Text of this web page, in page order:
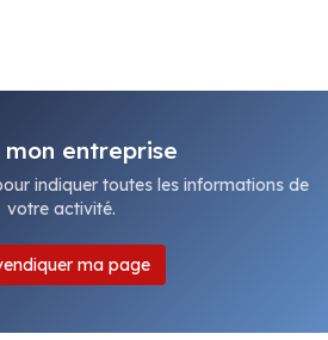
mon entreprise
indiquer toutes les informations de
votre activité.
ma page